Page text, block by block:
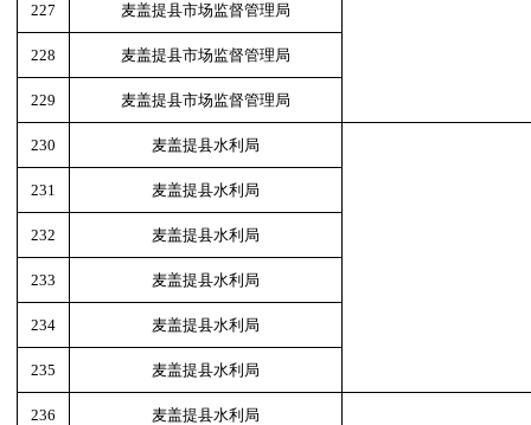
227 麦盖提县市场监督管理局
228 麦盖提县市场监督管理局
229 麦盖提县市场监督管理局
230 麦盖提县水利局
231 麦盖提县水利局
232 麦盖提县水利局
233 麦盖提县水利局
234 麦盖提县水利局
235 麦盖提县水利局
236
麦盖提县水利局